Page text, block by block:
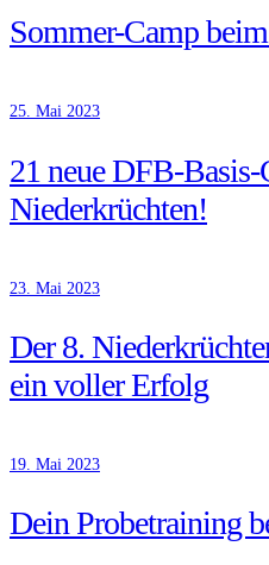
Sommer-Camp
25. Mai 2023
21 neue DFB-
Niederkrüchten!
23. Mai 2023
Der 8.
ein voller Erfolg
19. Mai 2023
Dein Probetraining